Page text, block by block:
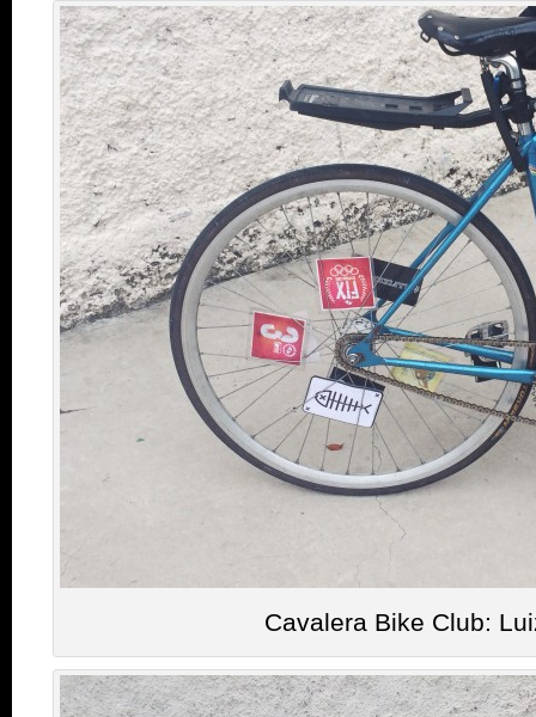
Cavalera Bike Club: